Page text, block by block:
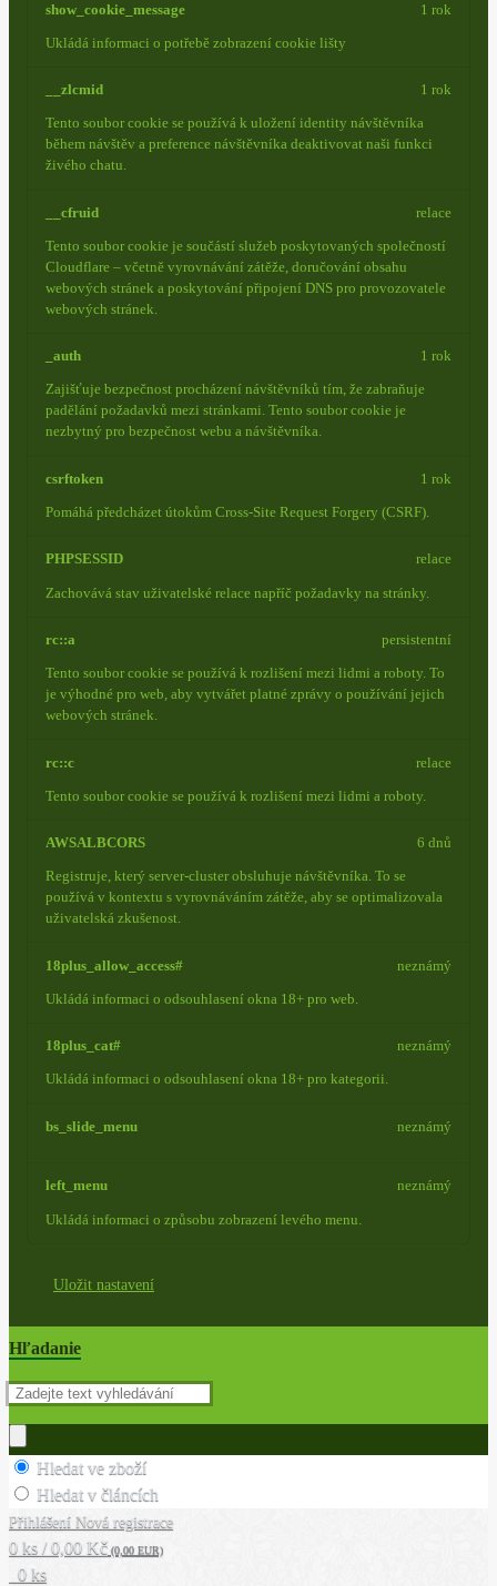
show_cookie_message
Ukládá informaci o potřebě zobrazení cookie lišty
1 rok
__zlcmid
Tento soubor cookie se používá k uložení identity návštěvníka
během návštěv a preference návštěvníka deaktivovat naši funkci
živého chatu.
1 rok
__cfruid
Tento soubor cookie je součástí služeb poskytovaných společností
Cloudflare – včetně vyrovnávání zátěže, doručování obsahu
webových stránek a poskytování připojení DNS pro provozovatele
webových stránek.
relace
_auth
Zajišťuje bezpečnost procházení návštěvníků tím, že zabraňuje
padělání požadavků mezi stránkami. Tento soubor cookie je
nezbytný pro bezpečnost webu a návštěvníka.
1 rok
csrftoken
Pomáhá předcházet útokům Cross-Site Request Forgery (CSRF).
1 rok
PHPSESSID
Zachovává stav uživatelské relace napříč požadavky na stránky.
relace
rc::a
Tento soubor cookie se používá k rozlišení mezi lidmi a roboty. To
je výhodné pro web, aby vytvářet platné zprávy o používání jejich
webových stránek.
persistentní
rc::c
Tento soubor cookie se používá k rozlišení mezi lidmi a roboty.
relace
AWSALBCORS
Registruje, který server-cluster obsluhuje návštěvníka. To se
používá v kontextu s vyrovnáváním zátěže, aby se optimalizovala
uživatelská zkušenost.
6 dnů
18plus_allow_access#
Ukládá informaci o odsouhlasení okna 18+ pro web.
neznámý
18plus_cat#
Ukládá informaci o odsouhlasení okna 18+ pro kategorii.
neznámý
bs_slide_menu neznámý
left_menu
Ukládá informaci o způsobu zobrazení levého menu.
neznámý
Uložit nastavení
Hľadanie
Hledat ve zboží
Hledat v článcích
Přihlášení Nová registrace
0 ks / 0,00 Kč (0,00 EUR)
0 ks